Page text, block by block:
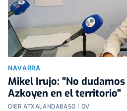
NAVARRA
Mikel Irujo: "No
Azkoyen en el territorio"
OIER ATXALANDABASO | OV